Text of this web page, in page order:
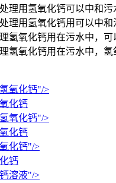
用氢氧化钙可以中和污
用氢氧化钙用可以中和
氧化钙用在污水中，可
氧化钙用在污水中，氢
"/>
化钙
"/>
化钙
"/>
钙
"/>